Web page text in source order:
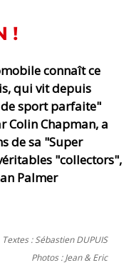
!
connaît ce
qui vit depuis
sport parfaite"
Colin Chapman, a
de sa "Super
"collectors",
Palmer
Textes : Sébastien DUPUIS
Photos : Jean & Eric